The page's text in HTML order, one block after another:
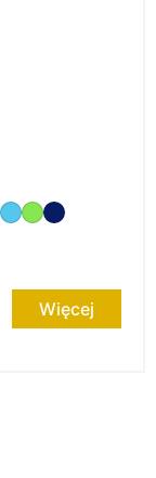
Więcej